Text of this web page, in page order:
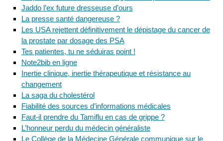
Jaddo l’ex future dresseuse d’ours
La presse santé dangereuse ?
Les USA rejettent définitivement le dépistage du cancer de
la prostate par dosage des PSA
Tes patientes, tu ne séduiras point !
Note2bib en ligne
Inertie clinique, inertie thérapeutique et résistance au
changement
La saga du cholestérol
Fiabilité des sources d’informations médicales
Faut-il prendre du Tamiflu en cas de grippe ?
L’honneur perdu du médecin généraliste
Le Collège de la Médecine Générale communique sur le